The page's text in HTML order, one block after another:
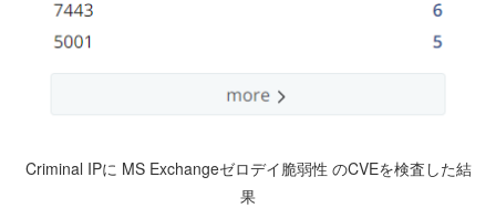
Criminal IPに MS Exchangeゼロデイ脆弱性 のCVEを検査した結
果